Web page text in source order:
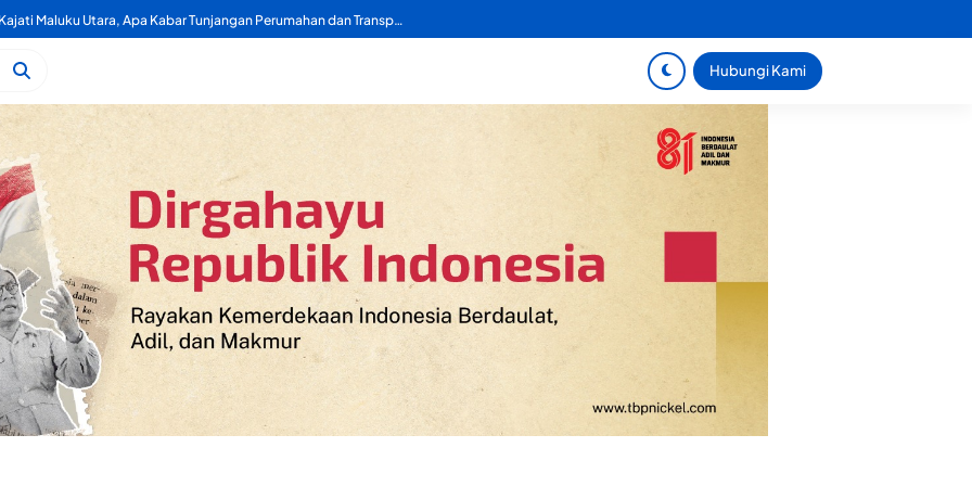
Selamat Datang Pak Kajati Maluku Utara, Apa Kabar Tunjangan Perumahan dan Transportasi DPRD Provinsi Maluku Utara?
Hubungi Kami